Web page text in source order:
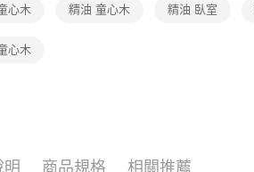
心木 精油 童心木 精油 臥室
心木
明 商品規格 相關推薦